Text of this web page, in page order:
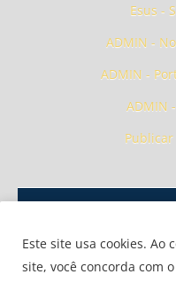
Esus -
ADMIN -
ADMIN -
ADMIN
Copyright © 2026 -
os
Área Restrita
Este site usa cookies. Ao
site, você concorda com